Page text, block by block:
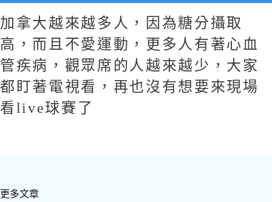
加拿大越來越多人，因為糖分攝取
高，而且不愛運動，更多人有著心血
管疾病，觀眾席的人越來越少，大家
都盯著電視看，再也沒有想要來現場
看live球賽了
更多文章